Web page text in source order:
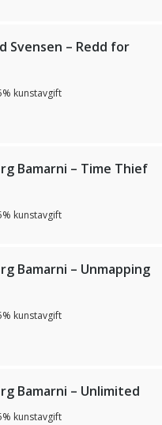
Svensen – Redd for
kunstavgift
Bamarni – Time Thief
kunstavgift
Bamarni – Unmapping
kunstavgift
Bamarni – Unlimited
kunstavgift